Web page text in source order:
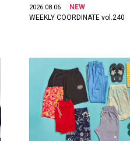
2026.08.06
NEW
WEEKLY COORDINATE vol.240